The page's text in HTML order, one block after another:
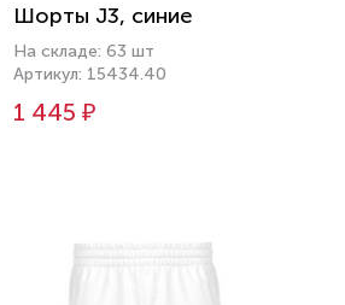
Шорты J3, синие
На складе: 63 шт
Артикул: 15434.40
1 445 ₽